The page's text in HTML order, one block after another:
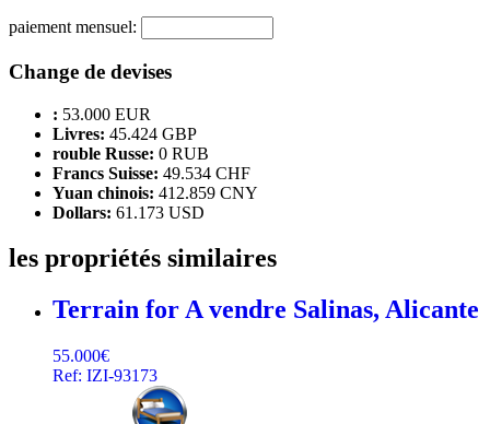
paiement mensuel:
Change de devises
: 53.000 EUR
Livres: 45.424 GBP
rouble Russe: 0 RUB
Francs Suisse: 49.534 CHF
Yuan chinois: 412.859 CNY
Dollars: 61.173 USD
les propriétés similaires
Terrain for A vendre Salinas, Alicante
55.000€
Ref: IZI-93173